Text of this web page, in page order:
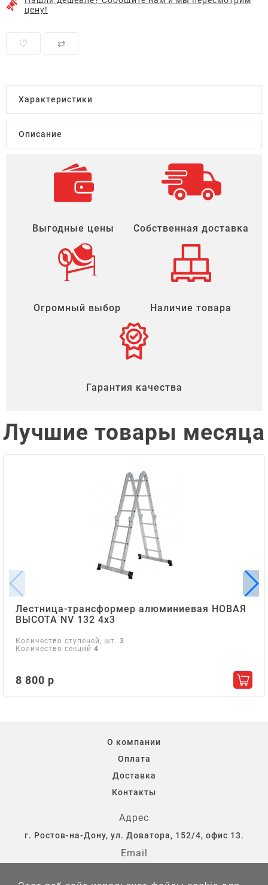
цену!
♡ ⇄
Характеристики
Описание
Выгодные цены Собственная доставка
Огромный выбор Наличие товара
Гарантия качества
Лучшие товары месяца
Лестница-трансформер алюминиевая НОВАЯ
ВЫСОТА NV 132 4х3
Количество ступеней, шт. 3
Количество секций 4
8 800 р
О компании
Оплата
Доставка
Контакты
Адрес
г. Ростов-на-Дону, ул. Доватора, 152/4, офис 13.
Email